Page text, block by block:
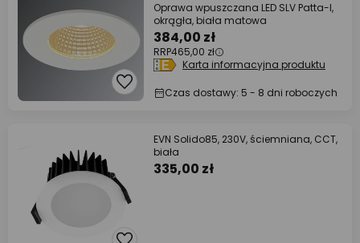
Oprawa wpuszczana LED SLV Patta-I,
okrągła, biała matowa
384,00 zł
RRP465,00 zł
Karta informacyjna produktu
Czas dostawy: 5 - 8 dni roboczych
EVN Solido85, 230V, ściemniana, CCT,
biała
335,00 zł